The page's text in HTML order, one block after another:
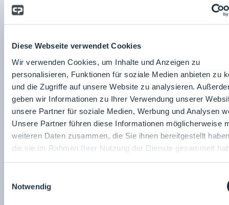
Diese Webseite verwendet Cookies
Wir verwenden Cookies, um Inhalte und Anzeigen zu
personalisieren, Funktionen für soziale Medien anbieten zu
und die Zugriffe auf unsere Website zu analysieren.
geben wir Informationen zu Ihrer Verwendung unserer
unsere Partner für soziale Medien, Werbung und Analysen
Unsere Partner führen diese Informationen möglicherweise
weiteren Daten zusammen, die Sie ihnen bereitgestellt
die sie im Rahmen Ihrer Nutzung der Dienste gesammelt
Notwendig
25.03.2026
BECKER QUICK OUT Schleuse - sicher und schnell ausschleusen
Fachvortrag
Reinraumplanung und -bau - die 10 größten Fehler vermeiden